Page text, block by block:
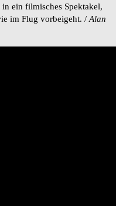
ein filmisches Spektakel,
im Flug vorbeigeht. /Alan